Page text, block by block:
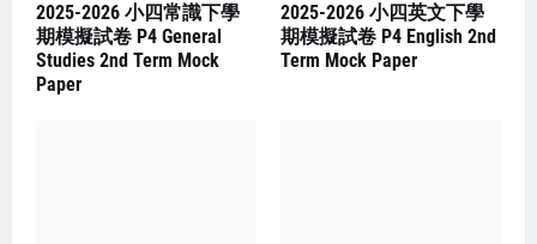
2025-2026 小四常識下學
期模擬試卷 P4 General
Studies 2nd Term Mock
Paper
2025-2026 小四英文下學
期模擬試卷 P4 English 2nd
Term Mock Paper